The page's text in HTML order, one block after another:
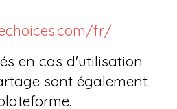
fr/
en cas d'utilisation
sont également